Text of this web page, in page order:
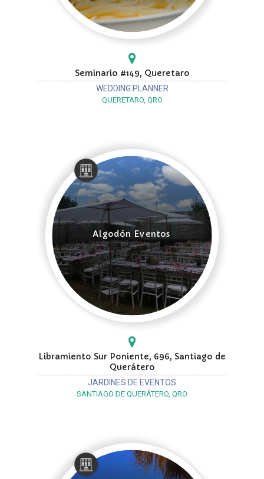
Seminario #149, Queretaro
WEDDING PLANNER
QUERETARO, QRO
Algodón Eventos
Libramiento Sur Poniente, 696, Santiago de
Querátero
JARDINES DE EVENTOS
SANTIAGO DE QUERÁTERO, QRO